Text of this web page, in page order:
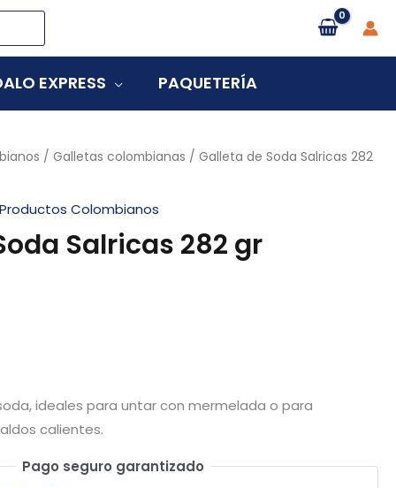
EXPRESS PAQUETERÍA
/Galletas colombianas / Galleta de Soda Salricas 282
Productos Colombianos
Salricas 282 gr
ideales para untar con mermelada o para
calientes.
Pago seguro garantizado